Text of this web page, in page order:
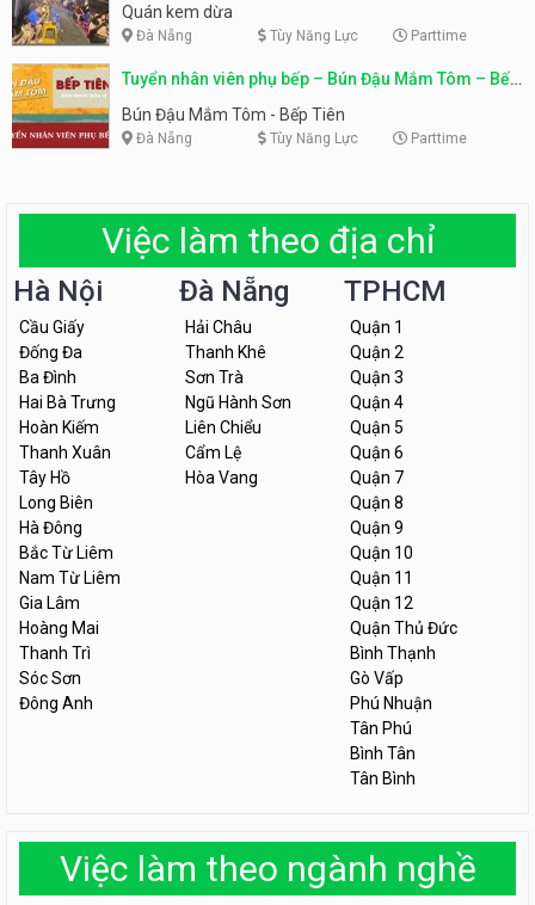
Quán kem dừa
Đà Nẵng Tùy Năng Lực Parttime
Tuyển nhân viên phụ bếp – Bún Đậu Mắm Tôm – Bếp
Tiên
Bún Đậu Mắm Tôm - Bếp Tiên
Đà Nẵng Tùy Năng Lực Parttime
Việc làm theo địa chỉ
Hà Nội
Cầu Giấy
Đống Đa
Ba Đình
Hai Bà Trưng
Hoàn Kiếm
Thanh Xuân
Tây Hồ
Long Biên
Hà Đông
Bắc Từ Liêm
Nam Từ Liêm
Gia Lâm
Hoàng Mai
Thanh Trì
Sóc Sơn
Đông Anh
Đà Nẵng
Hải Châu
Thanh Khê
Sơn Trà
Ngũ Hành Sơn
Liên Chiểu
Cẩm Lệ
Hòa Vang
TPHCM
Quận 1
Quận 2
Quận 3
Quận 4
Quận 5
Quận 6
Quận 7
Quận 8
Quận 9
Quận 10
Quận 11
Quận 12
Quận Thủ Đức
Bình Thạnh
Gò Vấp
Phú Nhuận
Tân Phú
Bình Tân
Tân Bình
Việc làm theo ngành nghề